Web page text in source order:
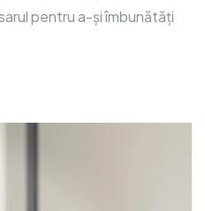
pentru a-și îmbunătăți